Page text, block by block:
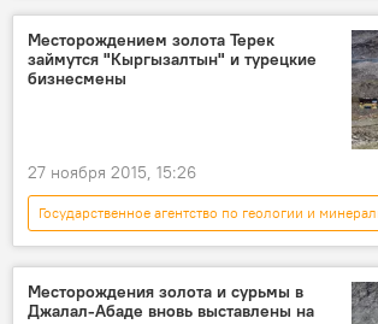
месторождение
разработка
Месторождением золота Терек
займутся "Кыргызалтын" и турецкие
бизнесмены
27 ноября 2015, 15:26
Новости
Кыргызстан
Джалал-Абадская область
Месторождения золота и сурьмы в
Джалал-Абаде вновь выставлены на